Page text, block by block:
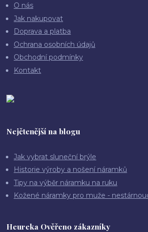
O nás
Jak nakupovat
Doprava a platba
Ochrana osobních údajů
Obchodní podmínky
Kontakt
Nejčtenější na blogu
Jak vybrat sluneční brýle
Historie výroby a nošení náramků
Tipy na výběr náramku na ruku
Kožené náramky pro muže -
Heureka Ověřeno zákazníky